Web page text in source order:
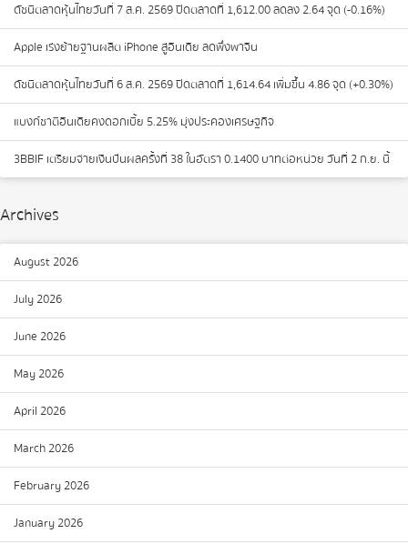
ดัชนีตลาดหุ้นไทยวันที่ 7 ส.ค. 2569 ปิดตลาดที่ 1,612.00 ลดลง 2.64 จุด (-0.16%)
Apple เร่งย้ายฐานผลิต iPhone สู่อินเดีย ลดพึ่งพาจีน
ดัชนีตลาดหุ้นไทยวันที่ 6 ส.ค. 2569 ปิดตลาดที่ 1,614.64 เพิ่มขึ้น 4.86 จุด (+0.30%)
แบงก์ชาติอินเดียคงดอกเบี้ย 5.25% มุ่งประคองเศรษฐกิจ
3BBIF เตรียมจ่ายเงินปันผลครั้งที่ 38 ในอัตรา 0.1400 บาทต่อหน่วย วันที่ 2 ก.ย. นี้
Archives
August 2026
July 2026
June 2026
May 2026
April 2026
March 2026
February 2026
January 2026